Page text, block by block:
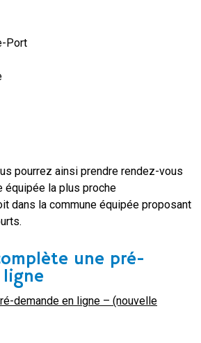
Port
pourrez ainsi prendre rendez-vous
équipée la plus proche
dans la commune équipée proposant
une pré-
ligne
demande en ligne – (nouvelle